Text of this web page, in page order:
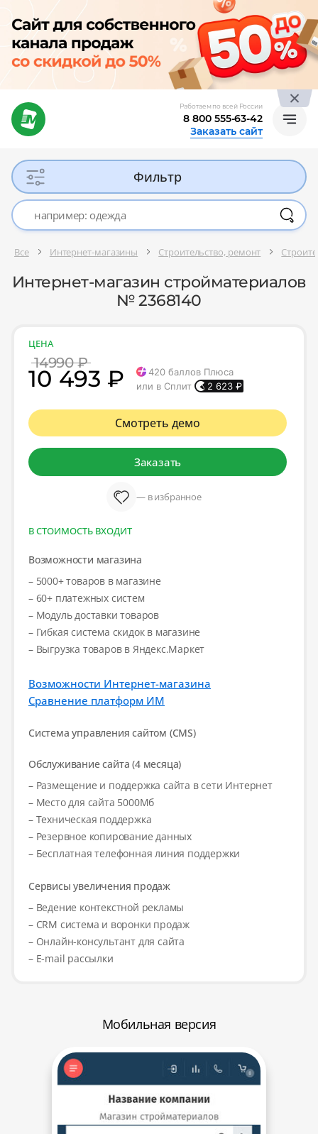
Работаем по всей России
8 800 555-63-42
Заказать сайт
Фильтр
Все Интернет-магазины Строительство, ремонт
Интернет-магазин стройматериалов
№ 2368140
ЦЕНА
14990 ₽
10 493 ₽ 420баллов Плюса
или в Сплит
2 623₽
Смотреть демо
Заказать
— в избранное
В СТОИМОСТЬ ВХОДИТ
Возможности магазина
– 5000+ товаров в магазине
– 60+ платежных систем
– Модуль доставки товаров
– Гибкая система скидок в магазине
– Выгрузка товаров в Яндекс.Маркет
Возможности Интернет-магазина
Сравнение платформ ИМ
Система управления сайтом (CMS)
Обслуживание сайта (4 месяца)
– Размещение и поддержка сайта в сети Интернет
– Место для сайта 5000Мб
– Техническая поддержка
– Резервное копирование данных
– Бесплатная телефонная линия поддержки
Сервисы увеличения продаж
– Ведение контекстной рекламы
– CRM система и воронки продаж
– Онлайн-консультант для сайта
– E-mail рассылки
Мобильная версия